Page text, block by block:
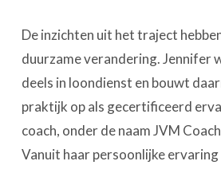
De inzichten uit het traject
duurzame verandering. Jennifer
deels in loondienst en bouwt
praktijk op als gecertificeerd
coach, onder de naam JVM
Vanuit haar persoonlijke